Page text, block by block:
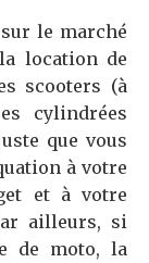
le marché
location de
scooters (à
cylindrées
que vous
à votre
et à votre
ailleurs, si
de moto, la